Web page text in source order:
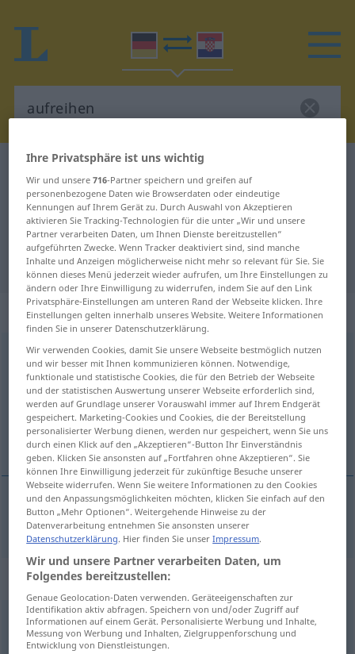
Deutsch-Kroatisch Wörterbuch
Deutsch-Kroatisch Übersetzung für
"aufreihen"
"aufreihen" Kroatisch Übersetzung
„aufreihen“
aufreihen <trennb;-ge->
Übersicht aller Übersetzungen
(Für mehr Details die Übersetzung anklicken/antippen)
[na-]nizati
[na-]nizati aufreihen
Synonyme für "aufreihen"
ordnen
Ihre Privatsphäre ist uns wichtig
Wir und unsere716-Partner speichern und greifen auf
personenbezogene Daten wie Browserdaten oder eindeutige
Kennungen auf Ihrem Gerät zu. Durch Auswahl von Akzeptieren
aktivieren Sie Tracking-Technologien für die unter „Wir und unsere
Partner verarbeiten Daten, um Ihnen Dienste bereitzustellen“
aufgeführten Zwecke. Wenn Tracker deaktiviert sind, sind manche
Inhalte und Anzeigen möglicherweise nicht mehr so relevant für Sie. Sie
können dieses Menü jederzeit wieder aufrufen, um Ihre Einstellungen zu
ändern oder Ihre Einwilligung zu widerrufen, indem Sie auf den Link
Privatsphäre-Einstellungen am unteren Rand der Webseite klicken. Ihre
Einstellungen gelten innerhalb unseres Website. Weitere Informationen
finden Sie in unserer Datenschutzerklärung.
Wir verwenden Cookies, damit Sie unsere Webseite bestmöglich nutzen
und wir besser mit Ihnen kommunizieren können. Notwendige,
funktionale und statistische Cookies, die für den Betrieb der Webseite
und der statistischen Auswertung unserer Webseite erforderlich sind,
werden auf Grundlage unserer Vorauswahl immer auf Ihrem Endgerät
gespeichert. Marketing-Cookies und Cookies, die der Bereitstellung
personalisierter Werbung dienen, werden nur gespeichert, wenn Sie uns
durch einen Klick auf den „Akzeptieren“-Button Ihr Einverständnis
geben. Klicken Sie ansonsten auf „Fortfahren ohne Akzeptieren“. Sie
können Ihre Einwilligung jederzeit für zukünftige Besuche unserer
Webseite widerrufen. Wenn Sie weitere Informationen zu den Cookies
und den Anpassungsmöglichkeiten möchten, klicken Sie einfach auf den
Button „Mehr Optionen“. Weitergehende Hinweise zu der
Datenverarbeitung entnehmen Sie ansonsten unserer
Datenschutzerklärung. Hier finden Sie unserImpressum.
Wir und unsere Partner verarbeiten Daten, um
Folgendes bereitzustellen:
Genaue Geolocation-Daten verwenden. Geräteeigenschaften zur
Identifikation aktiv abfragen. Speichern von und/oder Zugriff auf
Informationen auf einem Gerät. Personalisierte Werbung und Inhalte,
Messung von Werbung und Inhalten, Zielgruppenforschung und
Entwicklung von Dienstleistungen.